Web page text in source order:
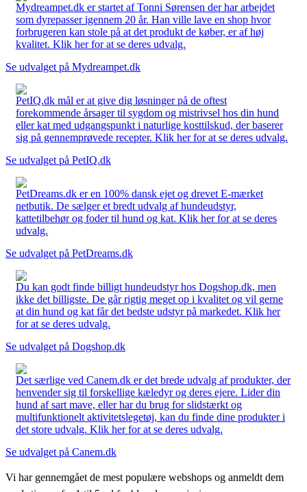
Mydreampet.dk er startet af Tonni Sørensen der har arbejdet
som dyrepasser igennem 20 år. Han ville lave en shop hvor
forbrugeren kan stole på at det produkt de køber, er af høj
kvalitet. Klik her for at se deres udvalg.
Se udvalget på Mydreampet.dk
PetIQ.dk mål er at give dig løsninger på de oftest
forekommende årsager til sygdom og mistrivsel hos din hund
eller kat med udgangspunkt i naturlige kosttilskud, der baserer
sig på gennemprøvede recepter. Klik her for at se deres udvalg.
Se udvalget på PetIQ.dk
PetDreams.dk er en 100% dansk ejet og drevet E-mærket
netbutik. De sælger et bredt udvalg af hundeudstyr,
kattetilbehør og foder til hund og kat. Klik her for at se deres
udvalg.
Se udvalget på PetDreams.dk
Du kan godt finde billigt hundeudstyr hos Dogshop.dk, men
ikke det billigste. De går rigtig meget op i kvalitet og vil gerne
at din hund og kat får det bedste udstyr på markedet. Klik her
for at se deres udvalg.
Se udvalget på Dogshop.dk
Det særlige ved Canem.dk er det brede udvalg af produkter, der
henvender sig til forskellige kæledyr og deres ejere. Lider din
hund af sart mave, eller har du brug for slidstærkt og
multifunktionelt aktivitetslegetøj, kan du finde dine produkter i
det store udvalg. Klik her for at se deres udvalg.
Se udvalget på Canem.dk
Vi har gennemgået de mest populære webshops og anmeldt dem